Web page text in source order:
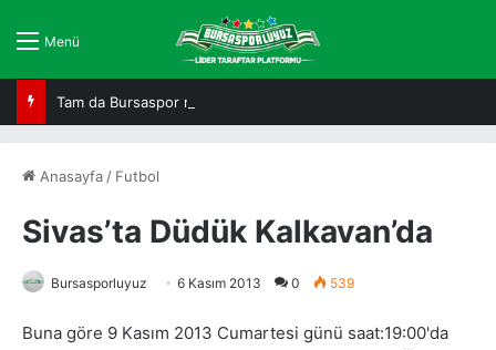
Menü
Tam da Bursaspor ruhuna uygun!
Anasayfa / Futbol
Sivas’ta Düdük Kalkavan’da
Bursasporluyuz 6 Kasım 2013 0 539
Buna göre 9 Kasım 2013 Cumartesi günü saat:19:00'da